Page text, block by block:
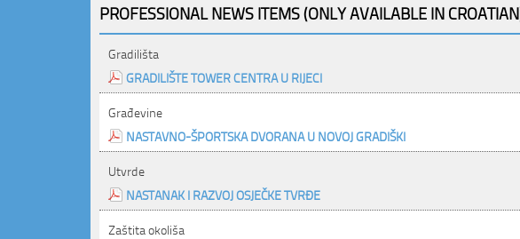
PROFESSIONAL NEWS ITEMS (ONLY AVAILABLE IN
Gradilišta
GRADILIŠTE TOWER CENTRA U RIJECI
Građevine
NASTAVNO-ŠPORTSKA DVORANA U NOVOJ GRADIŠKI
Utvrde
NASTANAK I RAZVOJ OSJEČKE TVRĐE
Zaštita okoliša